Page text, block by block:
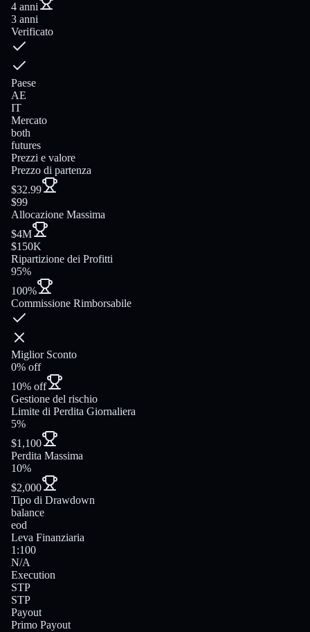
4 anni
3 anni
Verificato
Paese
AE
IT
Mercato
both
futures
Prezzi e valore
Prezzo di partenza
$32.99
$99
Allocazione Massima
$4M
$150K
Ripartizione dei Profitti
95%
100%
Commissione Rimborsabile
Miglior Sconto
0% off
10% off
Gestione del rischio
Limite di Perdita Giornaliera
5%
$1,100
Perdita Massima
10%
$2,000
Tipo di Drawdown
balance
eod
Leva Finanziaria
1:100
N/A
Execution
STP
STP
Payout
Primo Payout